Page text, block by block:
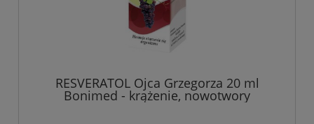
RESVERATOL Ojca Grzegorza 20 ml
Bonimed - krążenie, nowotwory